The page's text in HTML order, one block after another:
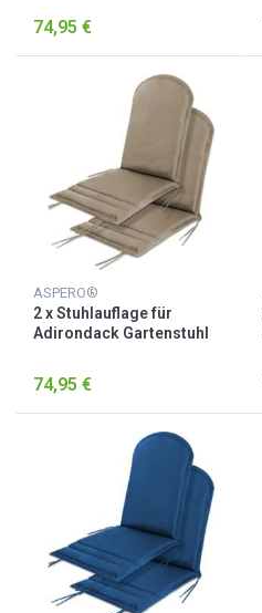
74,95 €
ASPERO®
2 x Stuhlauflage für
Adirondack Gartenstuhl
74,95 €